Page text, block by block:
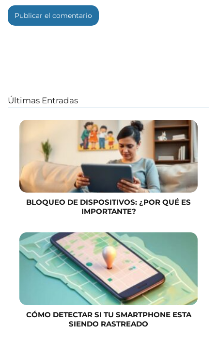
Últimas Entradas
BLOQUEO DE DISPOSITIVOS: ¿POR QUÉ ES
IMPORTANTE?
CÓMO DETECTAR SI TU SMARTPHONE ESTA
SIENDO RASTREADO